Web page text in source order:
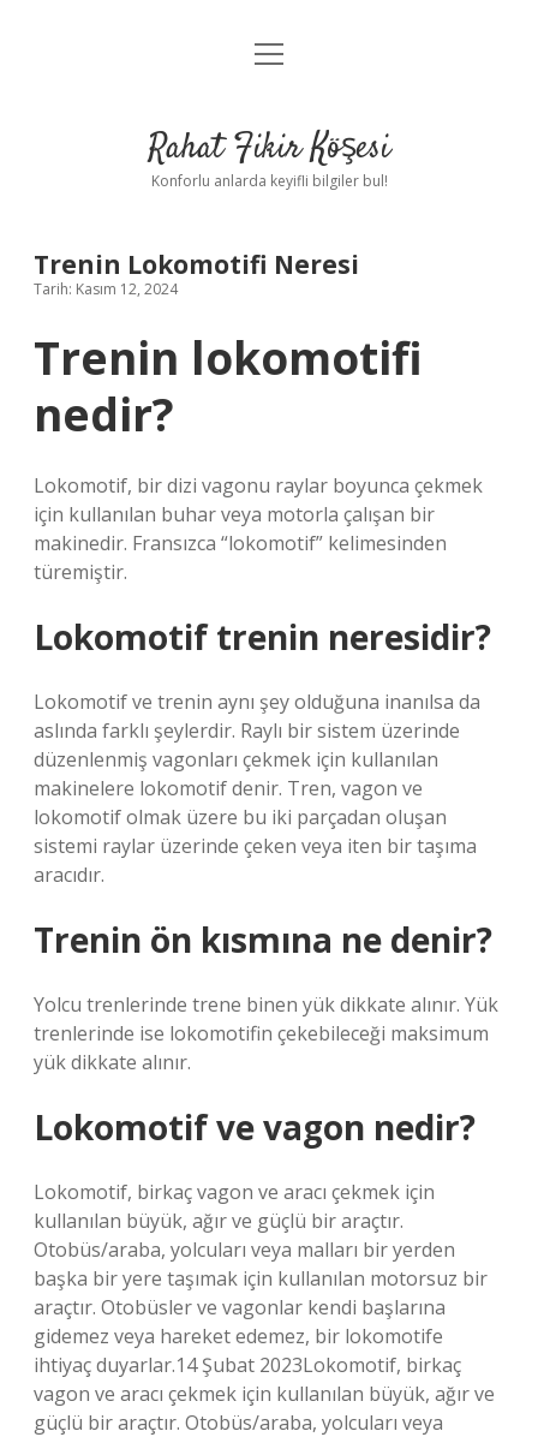
Anasayfa
Yasal Uyarı
menüyü
Rahat Fikir Köşesi
Konforlu anlarda keyifli bilgiler bul!
Trenin Lokomotifi Neresi
Tarih: Kasım 12, 2024
Trenin lokomotifi
nedir?
Lokomotif, bir dizi vagonu raylar boyunca çekmek
için kullanılan buhar veya motorla çalışan bir
makinedir. Fransızca “lokomotif” kelimesinden
türemiştir.
Lokomotif trenin neresidir?
Lokomotif ve trenin aynı şey olduğuna inanılsa da
aslında farklı şeylerdir. Raylı bir sistem üzerinde
düzenlenmiş vagonları çekmek için kullanılan
makinelere lokomotif denir. Tren, vagon ve
lokomotif olmak üzere bu iki parçadan oluşan
sistemi raylar üzerinde çeken veya iten bir taşıma
aracıdır.
Trenin ön kısmına ne denir?
Yolcu trenlerinde trene binen yük dikkate alınır. Yük
trenlerinde ise lokomotifin çekebileceği maksimum
yük dikkate alınır.
Lokomotif ve vagon nedir?
Lokomotif, birkaç vagon ve aracı çekmek için
kullanılan büyük, ağır ve güçlü bir araçtır.
Otobüs/araba, yolcuları veya malları bir yerden
başka bir yere taşımak için kullanılan motorsuz bir
araçtır. Otobüsler ve vagonlar kendi başlarına
gidemez veya hareket edemez, bir lokomotife
ihtiyaç duyarlar.14 Şubat 2023Lokomotif, birkaç
vagon ve aracı çekmek için kullanılan büyük, ağır ve
güçlü bir araçtır. Otobüs/araba, yolcuları veya